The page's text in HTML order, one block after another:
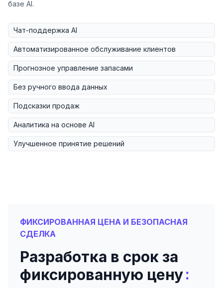
базе AI.
Чат-поддержка AI
Автоматизированное обслуживание клиентов
Прогнозное управление запасами
Без ручного ввода данных
Подсказки продаж
Аналитика на основе AI
Улучшенное принятие решений
ФИКСИРОВАННАЯ ЦЕНА И БЕЗОПАСНАЯ
СДЕЛКА
Разработка в срок за
фиксированную цену: